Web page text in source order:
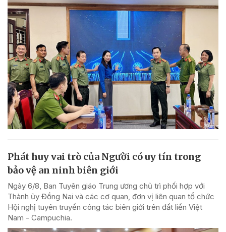
Phát huy vai trò của Người có uy tín trong
bảo vệ an ninh biên giới
Ngày 6/8, Ban Tuyên giáo Trung ương chủ trì phối hợp với
Thành ủy Đồng Nai và các cơ quan, đơn vị liên quan tổ chức
Hội nghị tuyên truyền công tác biên giới trên đất liền Việt
Nam - Campuchia.